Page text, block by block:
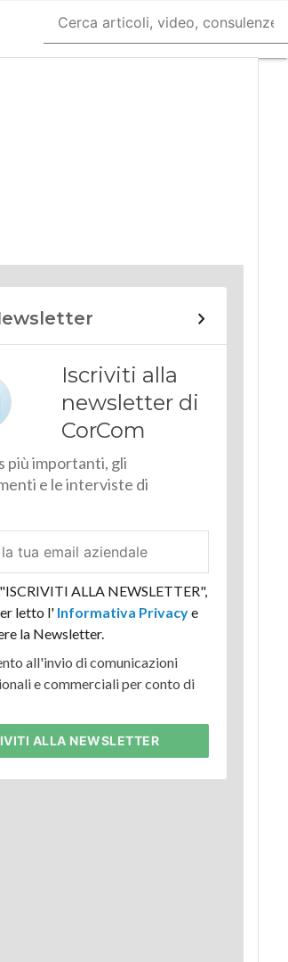
Iscriviti alla
newsletter di
CorCom
più importanti, gli
e le interviste di
ALLA NEWSLETTER",
letto l'Informativa Privacye
la Newsletter.
all'invio di comunicazioni
e commerciali per conto di
ALLA NEWSLETTER